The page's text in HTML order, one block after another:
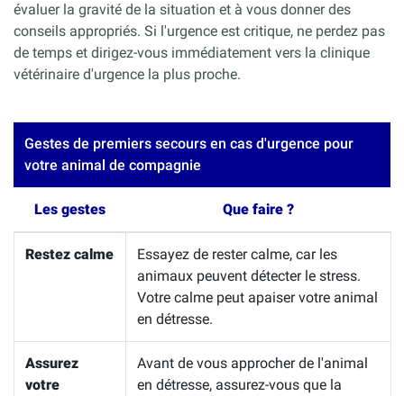
évaluer la gravité de la situation et à vous donner des
conseils appropriés. Si l'urgence est critique, ne perdez pas
de temps et dirigez-vous immédiatement vers la clinique
vétérinaire d'urgence la plus proche.
Gestes de premiers secours en cas d'urgence pour
votre animal de compagnie
Les gestes Que faire ?
Restez calme
Essayez de rester calme, car les
animaux peuvent détecter le stress.
Votre calme peut apaiser votre animal
en détresse.
Assurez
votre
Avant de vous approcher de l'animal
en détresse, assurez-vous que la